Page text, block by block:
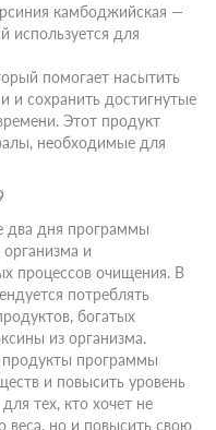
камбоджийская —
используется для
помогает насытить
и сохранить достигнутые
Этот продукт
необходимые для
два дня программы
и
процессов очищения. В
потреблять
богатых
из организма.
продукты программы
и повысить уровень
тех, кто хочет не
веса, но и повысить свою